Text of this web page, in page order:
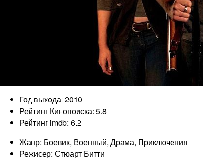
Год выхода: 2010
Рейтинг Кинопоиска: 5.8
Рейтинг imdb: 6.2
Жанр: Боевик, Военный, Драма, Приключения
Режисер: Стюарт Битти